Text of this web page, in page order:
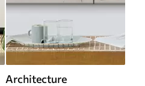
Architecture